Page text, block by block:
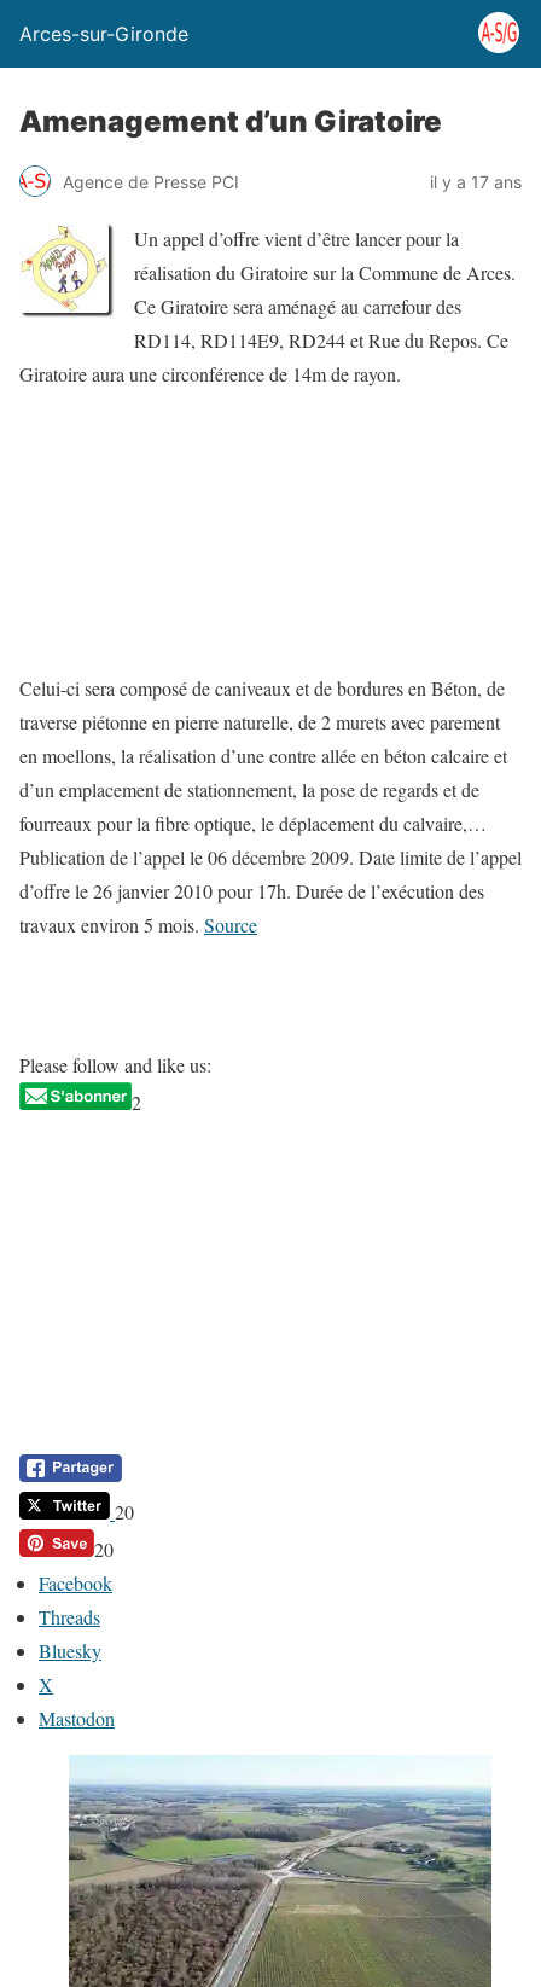
Arces-sur-Gironde
Amenagement d’un Giratoire
Agence de Presse PCI il y a 17 ans
Un appel d’offre vient d’être lancer pour la
réalisation du Giratoire sur la Commune de Arces.
Ce Giratoire sera aménagé au carrefour des
RD114, RD114E9, RD244 et Rue du Repos. Ce
Giratoire aura une circonférence de 14m de rayon.
Celui-ci sera composé de caniveaux et de bordures en Béton, de
traverse piétonne en pierre naturelle, de 2 murets avec parement
en moellons, la réalisation d’une contre allée en béton calcaire et
d’un emplacement de stationnement, la pose de regards et de
fourreaux pour la fibre optique, le déplacement du calvaire,…
Publication de l’appel le 06 décembre 2009. Date limite de l’appel
d’offre le 26 janvier 2010 pour 17h. Durée de l’exécution des
travaux environ 5 mois. Source
Please follow and like us:
2
20
20
Facebook
Threads
Bluesky
X
Mastodon